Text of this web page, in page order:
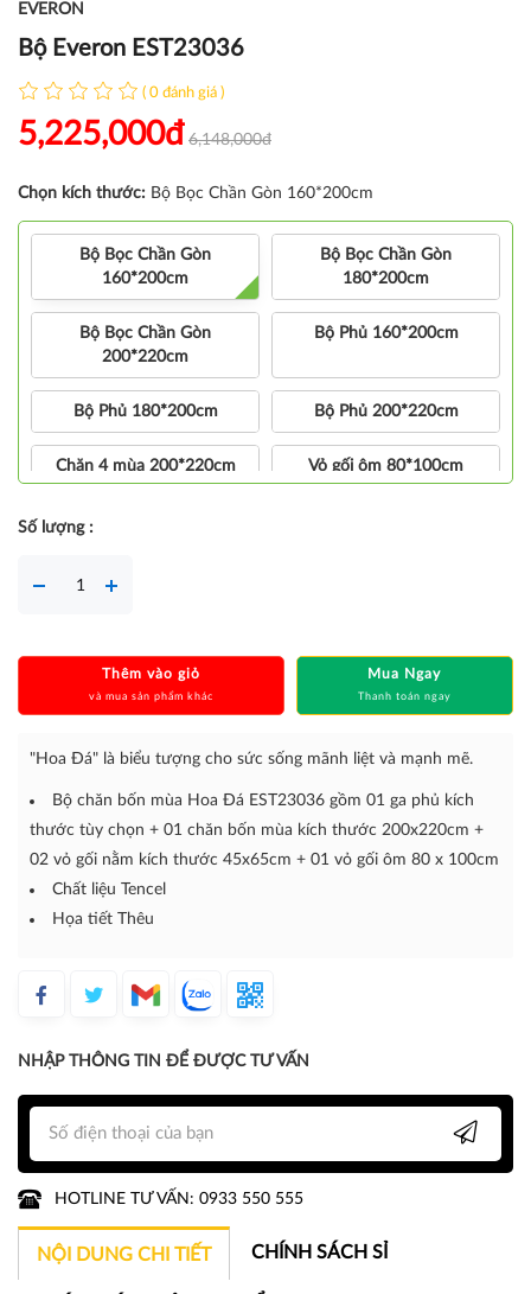
EVERON
Bộ Everon EST23036
( 0 đánh giá )
5,225,000đ 6,148,000đ
Chọn kích thước: Bộ Bọc Chần Gòn 160*200cm
Bộ Bọc Chần Gòn
160*200cm
Bộ Bọc Chần Gòn
180*200cm
Bộ Bọc Chần Gòn
200*220cm
Bộ Phủ 160*200cm
Bộ Phủ 180*200cm Bộ Phủ 200*220cm
Chăn 4 mùa 200*220cm Vỏ gối ôm 80*100cm
Vỏ gối nằm 45*65cm
Số lượng :
Thêm vào giỏ
và mua sản phẩm khác
Mua Ngay
Thanh toán ngay
"Hoa Đá" là biểu tượng cho sức sống mãnh liệt và mạnh mẽ.
Bộ chăn bốn mùa Hoa Đá EST23036 gồm 01 ga phủ kích
thước tùy chọn + 01 chăn bốn mùa kích thước 200x220cm +
02 vỏ gối nằm kích thước 45x65cm + 01 vỏ gối ôm 80 x 100cm
Chất liệu Tencel
Họa tiết Thêu
NHẬP THÔNG TIN ĐỂ ĐƯỢC TƯ VẤN
HOTLINE TƯ VẤN: 0933 550 555
NỘI DUNG CHI TIẾT CHÍNH SÁCH SỈ